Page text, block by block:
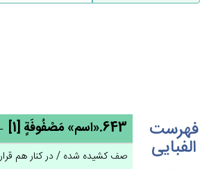
فهرست
الفبایی
643.«اسم» مَصْفُوفَة‌ٍ [1] ← صفف
صف کشیده شده / در کنار هم